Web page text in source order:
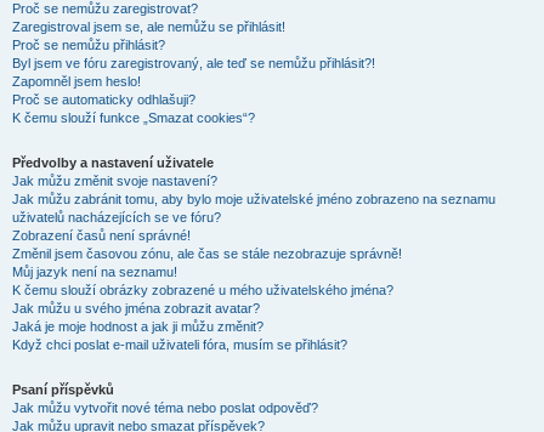
Proč se nemůžu zaregistrovat?
Zaregistroval jsem se, ale nemůžu se přihlásit!
Proč se nemůžu přihlásit?
Byl jsem ve fóru zaregistrovaný, ale teď se nemůžu přihlásit?!
Zapomněl jsem heslo!
Proč se automaticky odhlašuji?
K čemu slouží funkce „Smazat cookies“?
Předvolby a nastavení uživatele
Jak můžu změnit svoje nastavení?
Jak můžu zabránit tomu, aby bylo moje uživatelské jméno zobrazeno na seznamu
uživatelů nacházejících se ve fóru?
Zobrazení časů není správné!
Změnil jsem časovou zónu, ale čas se stále nezobrazuje správně!
Můj jazyk není na seznamu!
K čemu slouží obrázky zobrazené u mého uživatelského jména?
Jak můžu u svého jména zobrazit avatar?
Jaká je moje hodnost a jak ji můžu změnit?
Když chci poslat e-mail uživateli fóra, musím se přihlásit?
Psaní příspěvků
Jak můžu vytvořit nové téma nebo poslat odpověď?
Jak můžu upravit nebo smazat příspěvek?